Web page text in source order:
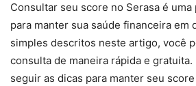
Consultar seu score no Serasa é
para manter sua saúde financeira em
simples descritos neste artigo, você
consulta de maneira rápida e
seguir as dicas para manter seu